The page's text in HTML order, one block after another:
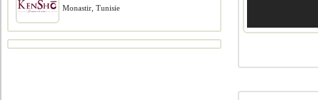
Monastir, Tunisie